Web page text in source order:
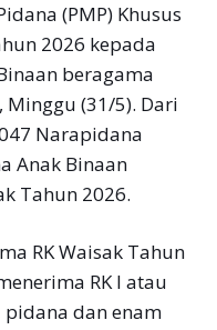
(PMP) Khusus
2026 kepada
beragama
(31/5). Dari
Narapidana
Anak Binaan
Tahun 2026.
RK Waisak Tahun
RK I atau
dan enam